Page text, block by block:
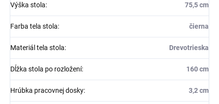
Výška stola: 75,5 cm
Farba tela stola: čierna
Materiál tela stola: Drevotrieska
Dĺžka stola po rozložení: 160 cm
Hrúbka pracovnej dosky: 3,2 cm